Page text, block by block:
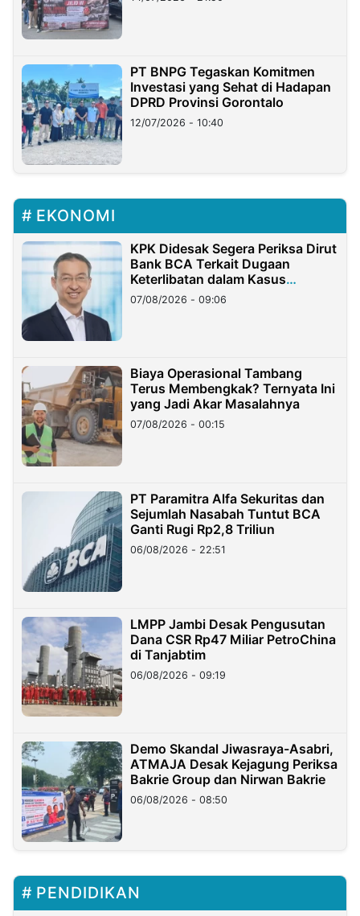
PT BNPG Tegaskan Komitmen
Investasi yang Sehat di Hadapan
DPRD Provinsi Gorontalo
12/07/2026 - 10:40
EKONOMI
KPK Didesak Segera Periksa Dirut
Bank BCA Terkait Dugaan
Keterlibatan dalam Kasus
Hilangnya Dana Nasabah Rp2,58
Miliar
07/08/2026 - 09:06
Biaya Operasional Tambang
Terus Membengkak? Ternyata Ini
yang Jadi Akar Masalahnya
07/08/2026 - 00:15
PT Paramitra Alfa Sekuritas dan
Sejumlah Nasabah Tuntut BCA
Ganti Rugi Rp2,8 Triliun
06/08/2026 - 22:51
LMPP Jambi Desak Pengusutan
Dana CSR Rp47 Miliar PetroChina
di Tanjabtim
06/08/2026 - 09:19
Demo Skandal Jiwasraya-Asabri,
ATMAJA Desak Kejagung Periksa
Bakrie Group dan Nirwan Bakrie
06/08/2026 - 08:50
PENDIDIKAN